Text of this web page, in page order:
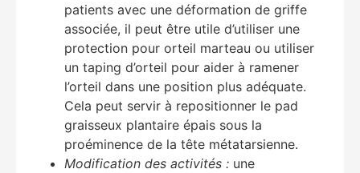
patients avec une déformation de griffe
associée, il peut être utile d’utiliser une
protection pour orteil marteau ou utiliser
un taping d’orteil pour aider à ramener
l’orteil dans une position plus adéquate.
Cela peut servir à repositionner le pad
graisseux plantaire épais sous la
proéminence de la tête métatarsienne.
Modification des activités : une